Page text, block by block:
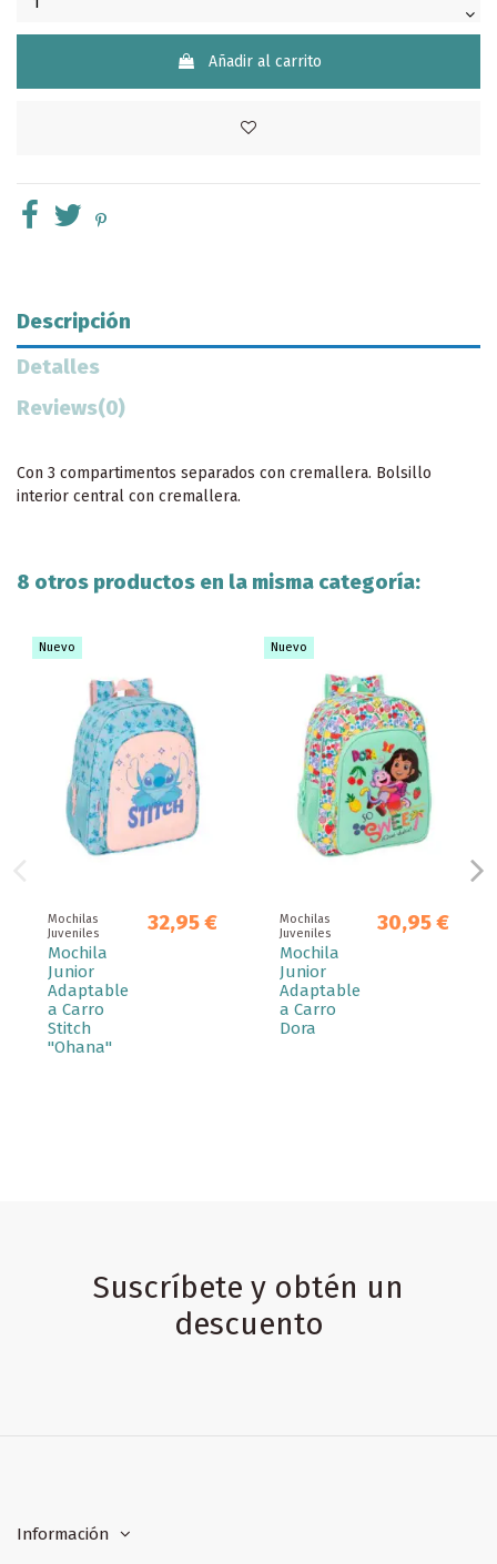
Añadir al carrito
Descripción
Detalles
Reviews(0)
Con 3 compartimentos separados con cremallera. Bolsillo
interior central con cremallera.
8 otros productos en la misma categoría:
Nuevo
Mochilas
Juveniles
Mochila
Junior
Adaptable
a Carro
Stitch
"Ohana"
32,95 €
Nuevo
Mochilas
Juveniles
Mochila
Junior
Adaptable
a Carro
Dora
30,95 €
Suscríbete y obtén un
descuento
Información